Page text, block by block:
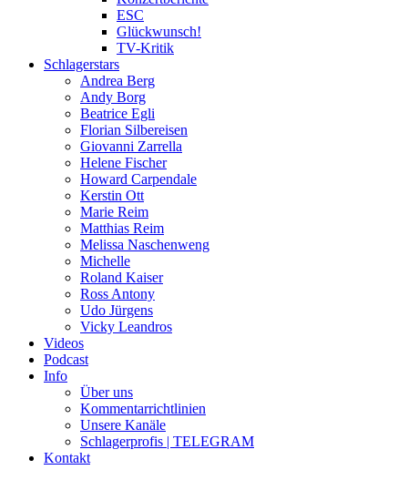
ESC
Glückwunsch!
TV-Kritik
Schlagerstars
Andrea Berg
Andy Borg
Beatrice Egli
Florian Silbereisen
Giovanni Zarrella
Helene Fischer
Howard Carpendale
Kerstin Ott
Marie Reim
Matthias Reim
Melissa Naschenweng
Michelle
Roland Kaiser
Ross Antony
Udo Jürgens
Vicky Leandros
Videos
Podcast
Info
Über uns
Kommentarrichtlinien
Unsere Kanäle
Schlagerprofis | TELEGRAM
Kontakt